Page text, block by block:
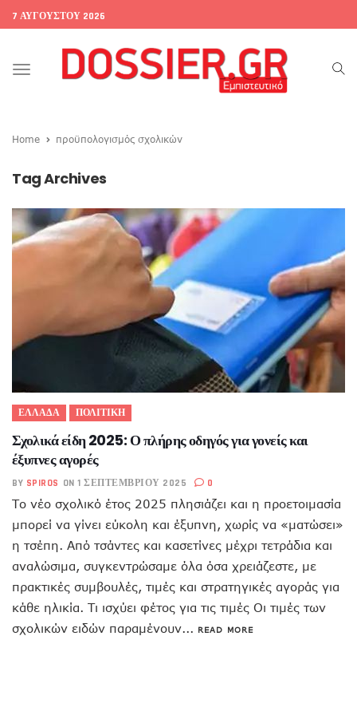
7 ΑΥΓΟΎΣΤΟΥ 2026
Toggle
Home προϋπολογισμός σχολικών
Tag Archives
ΕΛΛΑΔΑ ΠΟΛΙΤΙΚΗ
Σχολικά είδη 2025: Ο πλήρης οδηγός για γονείς και
έξυπνες αγορές
BY SPIROS ON 1 ΣΕΠΤΕΜΒΡΊΟΥ 2025 0
Το νέο σχολικό έτος 2025 πλησιάζει και η προετοιμασία
μπορεί να γίνει εύκολη και έξυπνη, χωρίς να «ματώσει»
η τσέπη. Από τσάντες και κασετίνες μέχρι τετράδια και
αναλώσιμα, συγκεντρώσαμε όλα όσα χρειάζεστε, με
πρακτικές συμβουλές, τιμές και στρατηγικές αγοράς για
κάθε ηλικία. Τι ισχύει φέτος για τις τιμές Οι τιμές των
σχολικών ειδών παραμένουν... READ MORE